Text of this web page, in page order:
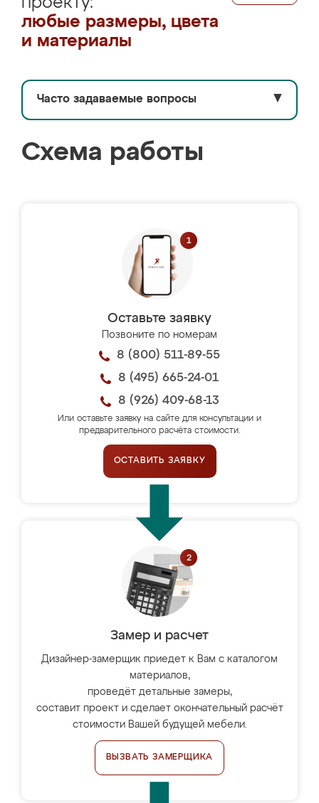
любые размеры, цвета
и материалы
Часто задаваемые вопросы ▼
Схема работы
Оставьте заявку
Позвоните по номерам
8 (800) 511-89-55
8 (495) 665-24-01
8 (926) 409-68-13
Или оставьте заявку на сайте для консультации и
предварительного расчёта стоимости.
ОСТАВИТЬ ЗАЯВКУ
Замер и расчет
Дизайнер-замерщик приедет к Вам с каталогом
материалов,
проведёт детальные замеры,
составит проект и сделает окончательный расчёт
стоимости Вашей будущей мебели.
ВЫЗВАТЬ ЗАМЕРЩИКА